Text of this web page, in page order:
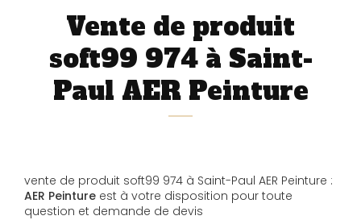
Vente de produit
soft99 974 à Saint-
Paul AER Peinture
vente de produit soft99 974 à Saint-Paul AER Peinture :
AER Peinture est à votre disposition pour toute
question et demande de devis